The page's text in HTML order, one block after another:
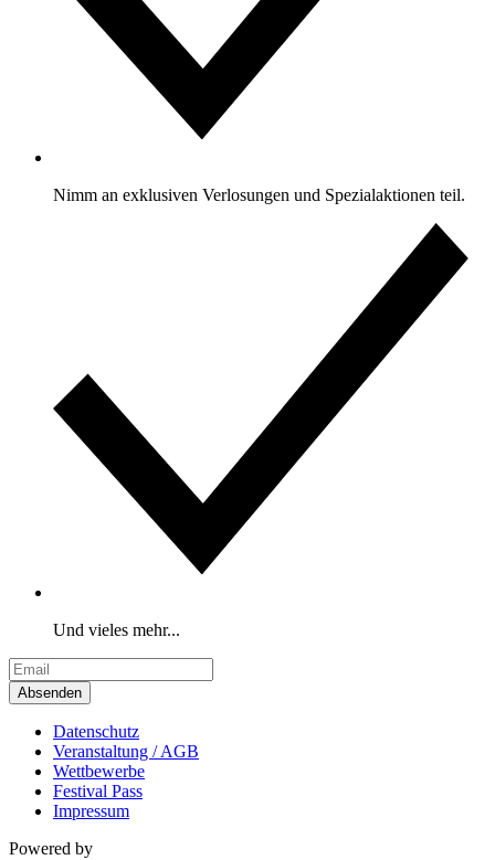
Nimm an exklusiven Verlosungen und Spezialaktionen teil.
Und vieles mehr...
Absenden
Datenschutz
Veranstaltung / AGB
Wettbewerbe
Festival Pass
Impressum
Powered by